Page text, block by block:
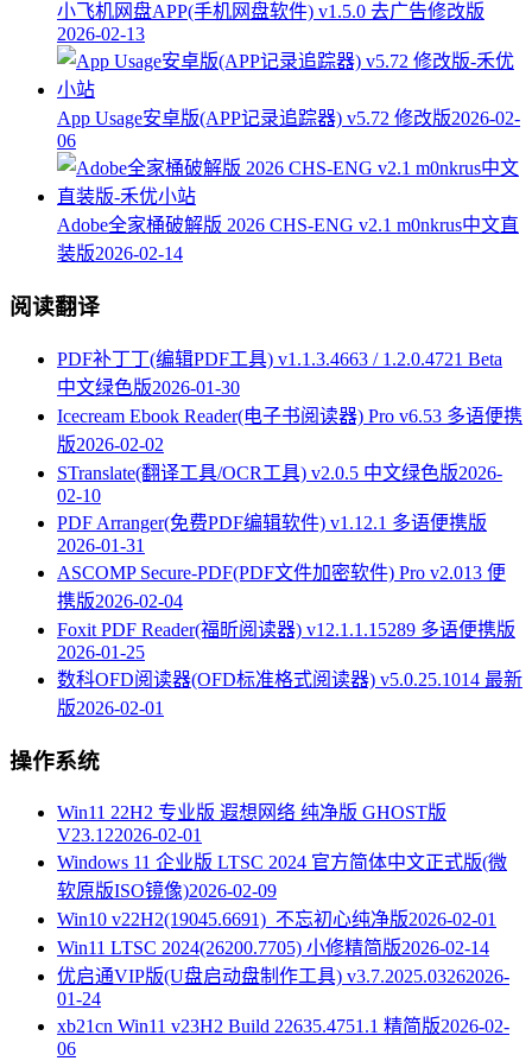
小飞机网盘APP(手机网盘软件) v1.5.0 去广告修改版
2026-02-13
App Usage安卓版(APP记录追踪器) v5.72 修改版2026-02-
06
Adobe全家桶破解版 2026 CHS-ENG v2.1 m0nkrus中文直
装版2026-02-14
阅读翻译
PDF补丁丁(编辑PDF工具) v1.1.3.4663 / 1.2.0.4721 Beta
中文绿色版2026-01-30
Icecream Ebook Reader(电子书阅读器) Pro v6.53 多语便携
版2026-02-02
STranslate(翻译工具/OCR工具) v2.0.5 中文绿色版2026-
02-10
PDF Arranger(免费PDF编辑软件) v1.12.1 多语便携版
2026-01-31
ASCOMP Secure-PDF(PDF文件加密软件) Pro v2.013 便
携版2026-02-04
Foxit PDF Reader(福昕阅读器) v12.1.1.15289 多语便携版
2026-01-25
数科OFD阅读器(OFD标准格式阅读器) v5.0.25.1014 最新
版2026-02-01
操作系统
Win11 22H2 专业版 遐想网络 纯净版 GHOST版
V23.122026-02-01
Windows 11 企业版 LTSC 2024 官方简体中文正式版(微
软原版ISO镜像)2026-02-09
Win10 v22H2(19045.6691)_不忘初心纯净版2026-02-01
Win11 LTSC 2024(26200.7705) 小修精简版2026-02-14
优启通VIP版(U盘启动盘制作工具) v3.7.2025.03262026-
01-24
xb21cn Win11 v23H2 Build 22635.4751.1 精简版2026-02-
06